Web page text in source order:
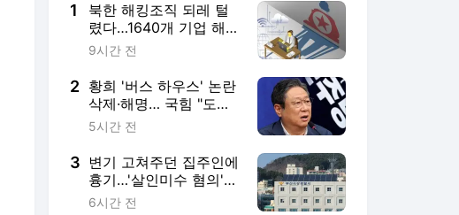
1
북한 해킹조직 되레 털
렸다…1640개 기업 해
킹 내역 노출
9시간 전
2 황희 '버스 하우스' 논란
삭제·해명… 국힘 "도로
위 난민 만드나"
5시간 전
3 변기 고쳐주던 집주인에
흉기…'살인미수 혐의'
30대女 붙잡혔다
6시간 전